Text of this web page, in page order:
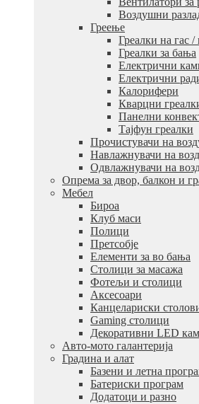
Воздушни
Греење
Греалки на гас /
Греалки за бања
Електрични
Електрични
Калорифери
Кварцни
Панелни
Тајфун греалки
Прочистувачи на
Навлажнувачи на
Одвлажнувачи на
Опрема за двор, балкон и
Мебел
Бироа
Клуб маси
Полици
Претсобје
Елементи за во бања
Столици за масажа
Фотељи и столици
Аксесоари
Канцелариски
Gaming столици
Декоративни LED
Авто-мото галантерија
Градина и алат
Базени и летна
Батериски програм
Додатоци и разно